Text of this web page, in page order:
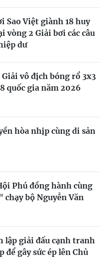
Sao Việt giành 18 huy
vòng 2 Giải bơi các câu
dư
vô địch bóng rổ 3x3
quốc gia năm 2026
hòa nhịp cùng di sản
Phú đồng hành cùng
bộ Nguyễn Văn
lập giải đấu cạnh tranh
để gây sức ép lên Chủ